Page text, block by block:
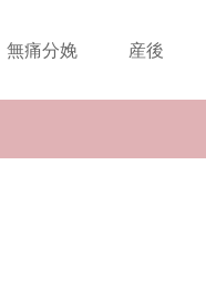
無痛分娩 産後